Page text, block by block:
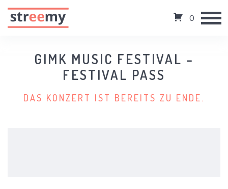
0
GIMK MUSIC FESTIVAL –
FESTIVAL PASS
DAS KONZERT IST BEREITS ZU ENDE.